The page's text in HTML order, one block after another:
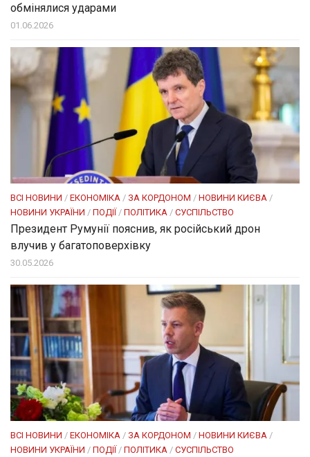
обмінялися ударами
01.06.2026
ВСІ НОВИНИ / ЕКОНОМІКА / ЗА КОРДОНОМ / НОВИНИ КИЄВА /
НОВИНИ УКРАЇНИ / ПОДІЇ/ ПОЛІТИКА / СУСПІЛЬСТВО
Президент Румунії пояснив, як російський дрон
влучив у багатоповерхівку
30.05.2026
ВСІ НОВИНИ / ЕКОНОМІКА / ЗА КОРДОНОМ / НОВИНИ КИЄВА /
НОВИНИ УКРАЇНИ / ПОДІЇ/ ПОЛІТИКА / СУСПІЛЬСТВО